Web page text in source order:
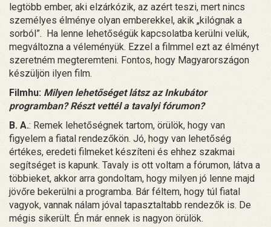
legtöbb ember, aki elzárkózik, az azért teszi, mert nincs
személyes élménye olyan emberekkel, akik „kilógnak a
sorból”. Ha lenne lehetőségük kapcsolatba kerülni velük,
megváltozna a véleményük. Ezzel a filmmel ezt az élményt
szeretném megteremteni. Fontos, hogy Magyarországon
készüljön ilyen film.
Filmhu: Milyen lehetőséget látsz az Inkubátor
programban? Részt vettél a tavalyi fórumon?
B. A.: Remek lehetőségnek tartom, örülök, hogy van
figyelem a fiatal rendezőkön. Jó, hogy van lehetőség
értékes, eredeti filmeket készíteni és ehhez szakmai
segítséget is kapunk. Tavaly is ott voltam a fórumon, látva a
többieket, akkor arra gondoltam, hogy milyen jó lenne majd
jövőre bekerülni a programba. Bár féltem, hogy túl fiatal
vagyok, vannak nálam jóval tapasztaltabb rendezők is. De
mégis sikerült. Én már ennek is nagyon örülök.